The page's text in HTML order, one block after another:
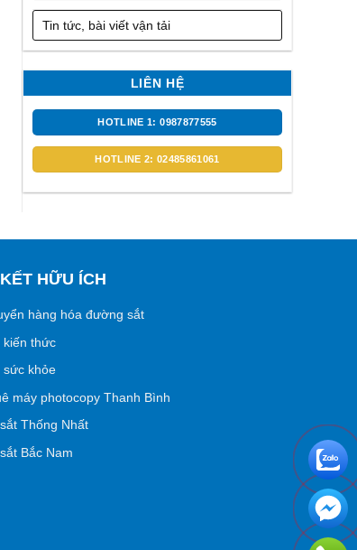
Tin tức, bài viết vận tải
LIÊN HỆ
HOTLINE 1: 0987877555
HOTLINE 2: 02485861061
HỮU ÍCH
hàng hóa đường sắt
kiến thức
sức khỏe
máy photocopy Thanh Bình
Thống Nhất
Bắc Nam